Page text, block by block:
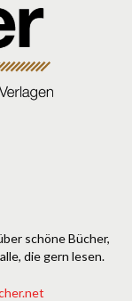
schöne Bücher,
die gern lesen.